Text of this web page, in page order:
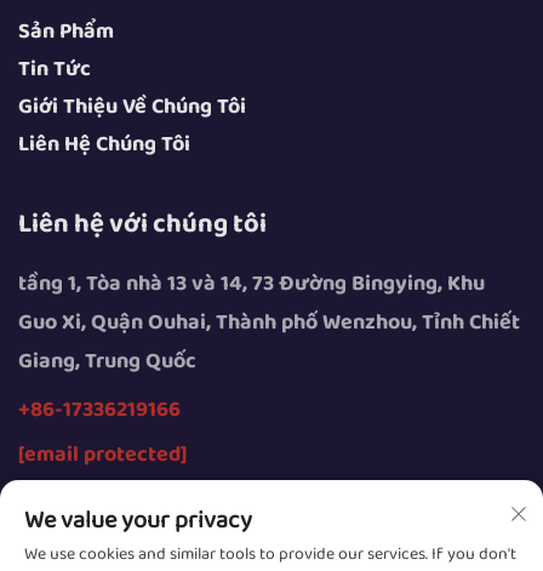
Sản Phẩm
Tin Tức
Giới Thiệu Về Chúng Tôi
Liên Hệ Chúng Tôi
Liên hệ với chúng tôi
tầng 1, Tòa nhà 13 và 14, 73 Đường Bingying, Khu
Guo Xi, Quận Ouhai, Thành phố Wenzhou, Tỉnh Chiết
Giang, Trung Quốc
+86-17336219166
[email protected]
We value your privacy
We use cookies and similar tools to provide our services. If you don't